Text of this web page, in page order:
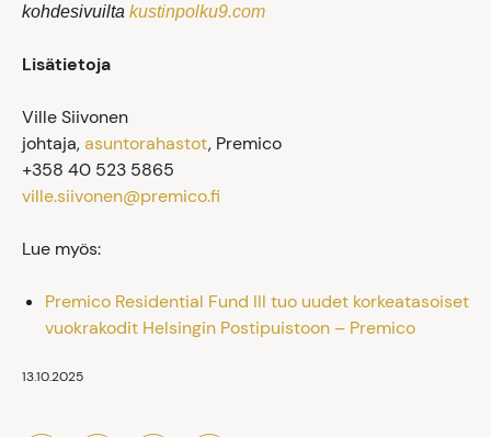
kohdesivuilta kustinpolku9.com
Lisätietoja
Ville Siivonen
johtaja,asuntorahastot, Premico
+358 40 523 5865
ville.siivonen@premico.fi
Lue myös:
Premico Residential Fund III tuo uudet korkeatasoiset
vuokrakodit Helsingin Postipuistoon – Premico
13.10.2025